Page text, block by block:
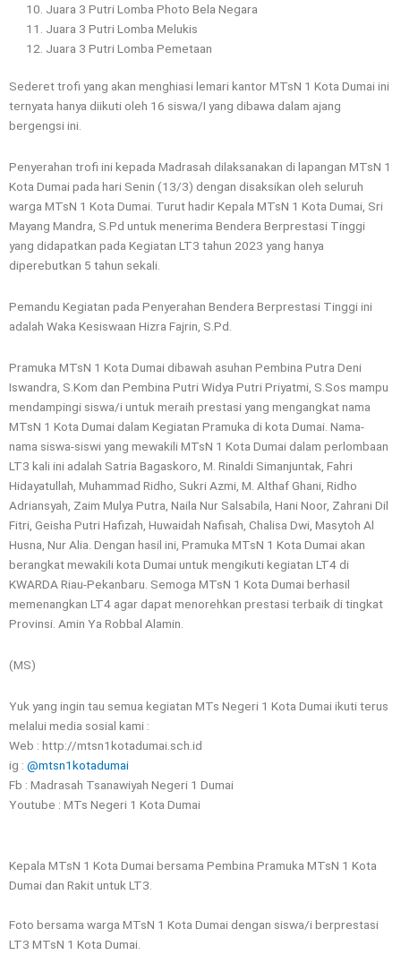
Juara 3 Putri Lomba Photo Bela Negara
Juara 3 Putri Lomba Melukis
Juara 3 Putri Lomba Pemetaan
Sederet trofi yang akan menghiasi lemari kantor MTsN 1 Kota Dumai ini
ternyata hanya diikuti oleh 16 siswa/I yang dibawa dalam ajang
bergengsi ini.
Penyerahan trofi ini kepada Madrasah dilaksanakan di lapangan MTsN 1
Kota Dumai pada hari Senin (13/3) dengan disaksikan oleh seluruh
warga MTsN 1 Kota Dumai. Turut hadir Kepala MTsN 1 Kota Dumai, Sri
Mayang Mandra, S.Pd untuk menerima Bendera Berprestasi Tinggi
yang didapatkan pada Kegiatan LT3 tahun 2023 yang hanya
diperebutkan 5 tahun sekali.
Pemandu Kegiatan pada Penyerahan Bendera Berprestasi Tinggi ini
adalah Waka Kesiswaan Hizra Fajrin, S.Pd.
Pramuka MTsN 1 Kota Dumai dibawah asuhan Pembina Putra Deni
Iswandra, S.Kom dan Pembina Putri Widya Putri Priyatmi, S.Sos mampu
mendampingi siswa/i untuk meraih prestasi yang mengangkat nama
MTsN 1 Kota Dumai dalam Kegiatan Pramuka di kota Dumai. Nama-
nama siswa-siswi yang mewakili MTsN 1 Kota Dumai dalam perlombaan
LT3 kali ini adalah Satria Bagaskoro, M. Rinaldi Simanjuntak, Fahri
Hidayatullah, Muhammad Ridho, Sukri Azmi, M. Althaf Ghani, Ridho
Adriansyah, Zaim Mulya Putra, Naila Nur Salsabila, Hani Noor, Zahrani Dil
Fitri, Geisha Putri Hafizah, Huwaidah Nafisah, Chalisa Dwi, Masytoh Al
Husna, Nur Alia. Dengan hasil ini, Pramuka MTsN 1 Kota Dumai akan
berangkat mewakili kota Dumai untuk mengikuti kegiatan LT4 di
KWARDA Riau-Pekanbaru. Semoga MTsN 1 Kota Dumai berhasil
memenangkan LT4 agar dapat menorehkan prestasi terbaik di tingkat
Provinsi. Amin Ya Robbal Alamin.
(MS)
Yuk yang ingin tau semua kegiatan MTs Negeri 1 Kota Dumai ikuti terus
melalui media sosial kami :
Web : http://mtsn1kotadumai.sch.id
ig : @mtsn1kotadumai
Fb : Madrasah Tsanawiyah Negeri 1 Dumai
Youtube : MTs Negeri 1 Kota Dumai
Kepala MTsN 1 Kota Dumai bersama Pembina Pramuka MTsN 1 Kota
Dumai dan Rakit untuk LT3.
Foto bersama warga MTsN 1 Kota Dumai dengan siswa/i berprestasi
LT3 MTsN 1 Kota Dumai.